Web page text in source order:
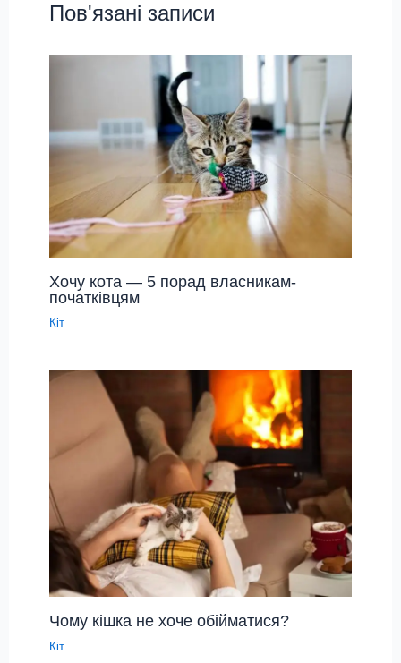
Пов'язані записи
Хочу кота — 5 порад власникам-
початківцям
Кіт
Чому кішка не хоче обійматися?
Кіт